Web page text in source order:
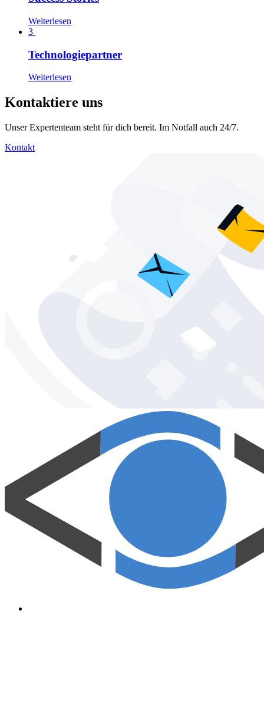
Weiterlesen
3
Technologiepartner
Weiterlesen
Kontaktiere uns
Unser Expertenteam steht für dich bereit. Im Notfall auch 24/7.
Kontakt